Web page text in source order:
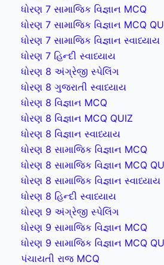
ધોરણ 7 સામાજિક વિજ્ઞાન MCQ
ધોરણ 7 સામાજિક વિજ્ઞાન MCQ
ધોરણ 7 સામાજિક વિજ્ઞાન સ્વાધ્યાય
ધોરણ 7 હિન્દી સ્વાધ્યાય
ધોરણ 8 અંગ્રેજી સ્પેલિંગ
ધોરણ 8 ગુજરાતી સ્વાધ્યાય
ધોરણ 8 વિજ્ઞાન MCQ
ધોરણ 8 વિજ્ઞાન MCQ QUIZ
ધોરણ 8 વિજ્ઞાન સ્વાધ્યાય
ધોરણ 8 સામાજિક વિજ્ઞાન MCQ
ધોરણ 8 સામાજિક વિજ્ઞાન MCQ
ધોરણ 8 સામાજિક વિજ્ઞાન સ્વાધ્યાય
ધોરણ 8 હિન્દી સ્વાધ્યાય
ધોરણ 9 અંગ્રેજી સ્પેલિંગ
ધોરણ 9 સામાજિક વિજ્ઞાન MCQ
ધોરણ 9 સામાજિક વિજ્ઞાન MCQ
પંચાયતી રાજ MCQ